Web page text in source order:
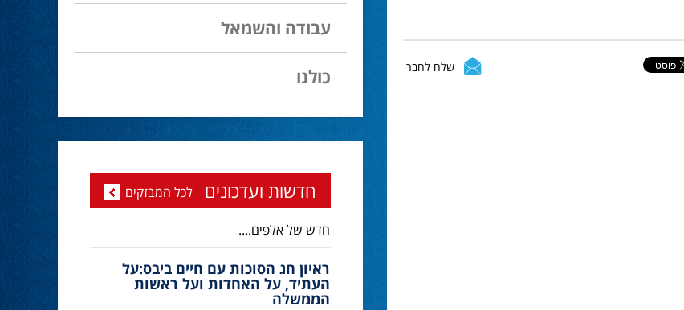
שלח לחבר
עבודה והשמאל
כולנו
חדשות ועדכונים לכל המבזקים
המשבר בליכוד העולמי
23.10.24
השמאל? האם ההסכם חוקי או לא?שמירה או
בחירות בליכוד העולמי . הכל במגזין המלא - עמ'
ד''ר זידאן - עידן חדש בליכוד ובמשפט
23.10.24
ד''ר סמיר זידאן, מועמד דרוזי לכנסת , עם מיפקד
חדש של אלפים....
ראיון חג הסוכות עם חיים ביבס:על
העתיד, על האחדות ועל ראשות
הממשלה